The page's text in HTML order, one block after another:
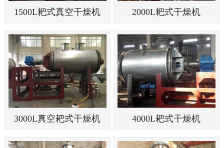
1500L耙式真空干燥机 2000L耙式干燥机
3000L真空耙式干燥机 4000L耙式干燥机